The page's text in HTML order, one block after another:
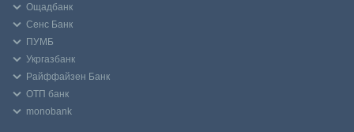
Ощадбанк
Сенс Банк
ПУМБ
Укргазбанк
Райффайзен Банк
ОТП банк
monobank